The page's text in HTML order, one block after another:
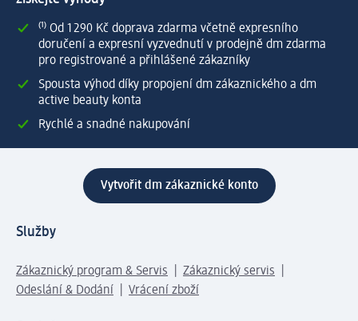
⁽¹⁾ Od 1 290 Kč doprava zdarma včetně expresního
doručení a expresní vyzvednutí v prodejně dm zdarma
pro registrované a přihlášené zákazníky
Spousta výhod díky propojení dm zákaznického a dm
active beauty konta
Rychlé a snadné nakupování
Vytvořit dm zákaznické konto
Služby
Zákaznický program & Servis
Zákaznický servis
Odeslání & Dodání
Vrácení zboží